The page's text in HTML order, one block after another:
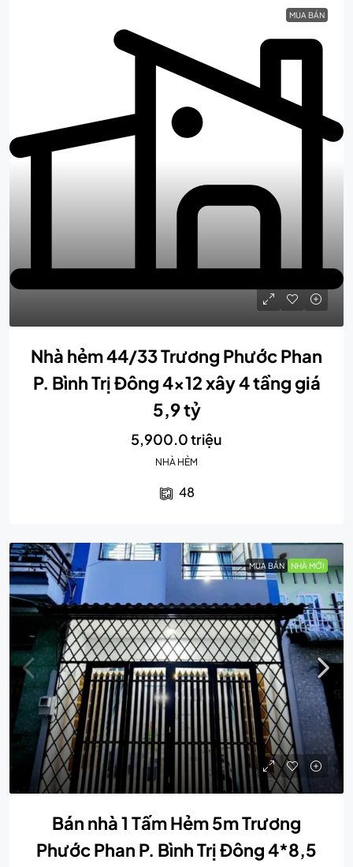
MUA BÁN
Nhà hẻm 44/33 Trương Phước Phan
P. Bình Trị Đông 4×12 xây 4 tầng giá
5,9 tỷ
5,900.0 triệu
NHÀ HẺM
48
MUA BÁN NHÀ MỚI
Bán nhà 1 Tấm Hẻm 5m Trương
Phước Phan P. Bình Trị Đông 4*8,5